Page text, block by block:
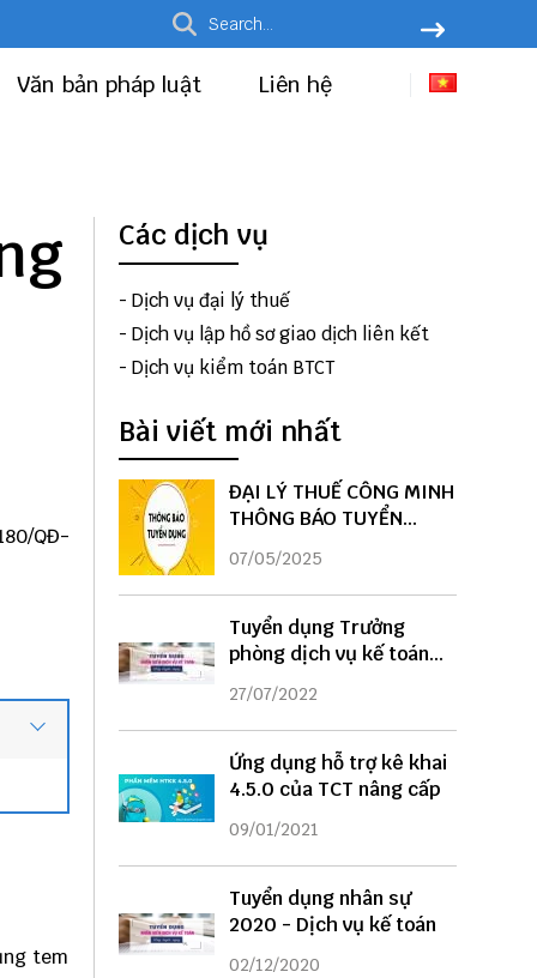
Văn bản pháp luật Liên hệ
QĐ-
tem
Các dịch vụ
- Dịch vụ đại lý thuế
- Dịch vụ lập hồ sơ giao dịch liên kết
- Dịch vụ kiểm toán BTCT
Bài viết mới nhất
ĐẠI LÝ THUẾ CÔNG MINH
THÔNG BÁO TUYỂN
DỤNG
07/05/2025
Tuyển dụng Trưởng
phòng dịch vụ kế toán
năm 2022
27/07/2022
Ứng dụng hỗ trợ kê khai
4.5.0 của TCT nâng cấp
09/01/2021
Tuyển dụng nhân sự
2020 - Dịch vụ kế toán
02/12/2020